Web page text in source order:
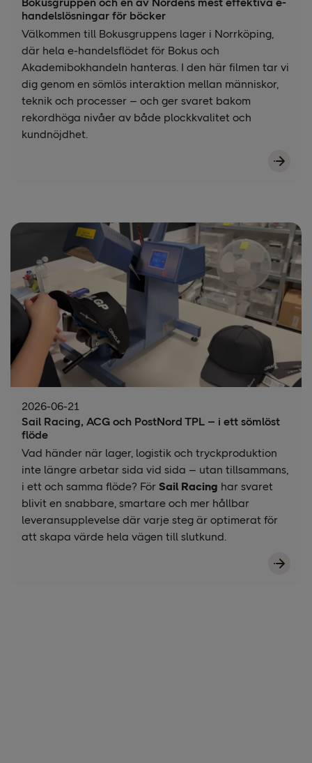
Bokusgruppen och en av Nordens mest effektiva e-
handelslösningar för böcker
Välkommen till Bokusgruppens lager i Norrköping,
där hela e-handelsflödet för Bokus och
Akademibokhandeln hanteras. I den här filmen tar vi
dig genom en sömlös interaktion mellan människor,
teknik och processer – och ger svaret bakom
rekordhöga nivåer av både plockkvalitet och
kundnöjdhet.
2026-06-21
Sail Racing, ACG och PostNord TPL – i ett sömlöst
flöde
Vad händer när lager, logistik och tryckproduktion
inte längre arbetar sida vid sida – utan tillsammans,
i ett och samma flöde? För Sail Racing har svaret
blivit en snabbare, smartare och mer hållbar
leveransupplevelse där varje steg är optimerat för
att skapa värde hela vägen till slutkund.